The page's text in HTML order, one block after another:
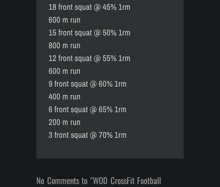
18 front squat @ 45% 1rm
600 m run
15 front squat @ 50% 1rm
800 m run
12 front squat @ 55% 1rm
600 m run
9 front squat @ 60% 1rm
400 m run
6 front squat @ 65% 1rm
200 m run
3 front squat @ 70% 1rm
No Comments to "WOD CrossFit Football